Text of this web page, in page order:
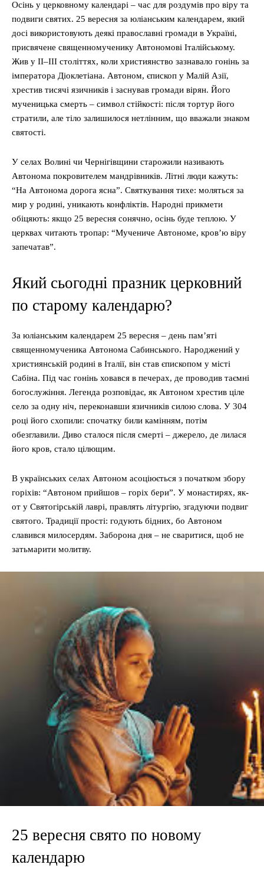
Осінь у церковному календарі – час для роздумів про віру та
подвиги святих. 25 вересня за юліанським календарем, який
досі використовують деякі православні громади в Україні,
присвячене священномученику Автономові Італійському.
Жив у II–III століттях, коли християнство зазнавало гонінь за
імператора Діоклетіана. Автоном, єпископ у Малій Азії,
хрестив тисячі язичників і заснував громади вірян. Його
мученицька смерть – символ стійкості: після тортур його
стратили, але тіло залишилося нетлінним, що вважали знаком
святості.
У селах Волині чи Чернігівщини старожили називають
Автонома покровителем мандрівників. Літні люди кажуть:
“На Автонома дорога ясна”. Святкування тихе: моляться за
мир у родині, уникають конфліктів. Народні прикмети
обіцяють: якщо 25 вересня сонячно, осінь буде теплою. У
церквах читають тропар: “Мучениче Автономе, кров’ю віру
запечатав”.
Який сьогодні празник церковний
по старому календарю?
За юліанським календарем 25 вересня – день пам’яті
священномученика Автонома Сабинського. Народжений у
християнській родині в Італії, він став єпископом у місті
Сабіна. Під час гонінь ховався в печерах, де проводив таємні
богослужіння. Легенда розповідає, як Автоном хрестив ціле
село за одну ніч, переконавши язичників силою слова. У 304
році його схопили: спочатку били камінням, потім
обезглавили. Диво сталося після смерті – джерело, де лилася
його кров, стало цілющим.
В українських селах Автоном асоціюється з початком збору
горіхів: “Автоном прийшов – горіх бери”. У монастирях, як-
от у Святогірській лаврі, правлять літургію, згадуючи подвиг
святого. Традиції прості: годують бідних, бо Автоном
славився милосердям. Заборона дня – не сваритися, щоб не
затьмарити молитву.
25 вересня свято по новому
календарю